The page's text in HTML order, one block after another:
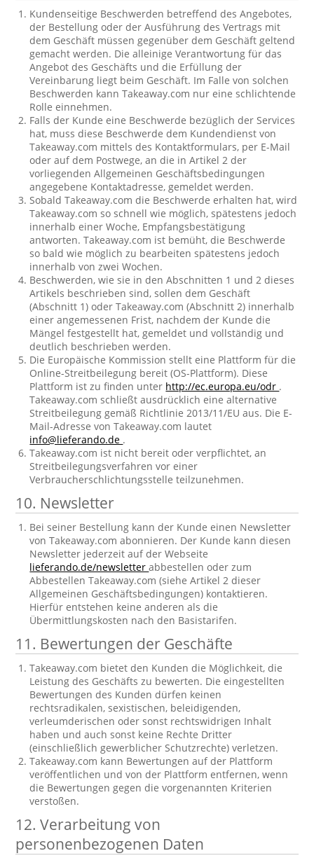
Kundenseitige Beschwerden betreffend des Angebotes,
der Bestellung oder der Ausführung des Vertrags mit
dem Geschäft müssen gegenüber dem Geschäft geltend
gemacht werden. Die alleinige Verantwortung für das
Angebot des Geschäfts und die Erfüllung der
Vereinbarung liegt beim Geschäft. Im Falle von solchen
Beschwerden kann Takeaway.com nur eine schlichtende
Rolle einnehmen.
Falls der Kunde eine Beschwerde bezüglich der Services
hat, muss diese Beschwerde dem Kundendienst von
Takeaway.com mittels des Kontaktformulars, per E-Mail
oder auf dem Postwege, an die in Artikel 2 der
vorliegenden Allgemeinen Geschäftsbedingungen
angegebene Kontaktadresse, gemeldet werden.
Sobald Takeaway.com die Beschwerde erhalten hat, wird
Takeaway.com so schnell wie möglich, spätestens jedoch
innerhalb einer Woche, Empfangsbestätigung
antworten. Takeaway.com ist bemüht, die Beschwerde
so bald wie möglich zu bearbeiten spätestens jedoch
innerhalb von zwei Wochen.
Beschwerden, wie sie in den Abschnitten 1 und 2 dieses
Artikels beschrieben sind, sollen dem Geschäft
(Abschnitt 1) oder Takeaway.com (Abschnitt 2) innerhalb
einer angemessenen Frist, nachdem der Kunde die
Mängel festgestellt hat, gemeldet und vollständig und
deutlich beschrieben werden.
Die Europäische Kommission stellt eine Plattform für die
Online-Streitbeilegung bereit (OS-Plattform). Diese
Plattform ist zu finden unter http://ec.europa.eu/odr .
Takeaway.com schließt ausdrücklich eine alternative
Streitbeilegung gemäß Richtlinie 2013/11/EU aus. Die E-
Mail-Adresse von Takeaway.com lautet
info@lieferando.de .
Takeaway.com ist nicht bereit oder verpflichtet, an
Streitbeilegungsverfahren vor einer
Verbraucherschlichtungsstelle teilzunehmen.
10. Newsletter
Bei seiner Bestellung kann der Kunde einen Newsletter
von Takeaway.com abonnieren. Der Kunde kann diesen
Newsletter jederzeit auf der Webseite
lieferando.de/newsletterabbestellen oder zum
Abbestellen Takeaway.com (siehe Artikel 2 dieser
Allgemeinen Geschäftsbedingungen) kontaktieren.
Hierfür entstehen keine anderen als die
Übermittlungskosten nach den Basistarifen.
11. Bewertungen der Geschäfte
Takeaway.com bietet den Kunden die Möglichkeit, die
Leistung des Geschäfts zu bewerten. Die eingestellten
Bewertungen des Kunden dürfen keinen
rechtsradikalen, sexistischen, beleidigenden,
verleumderischen oder sonst rechtswidrigen Inhalt
haben und auch sonst keine Rechte Dritter
(einschließlich gewerblicher Schutzrechte) verletzen.
Takeaway.com kann Bewertungen auf der Plattform
veröffentlichen und von der Plattform entfernen, wenn
die Bewertungen gegen die vorgenannten Kriterien
verstoßen.
12. Verarbeitung von
personenbezogenen Daten